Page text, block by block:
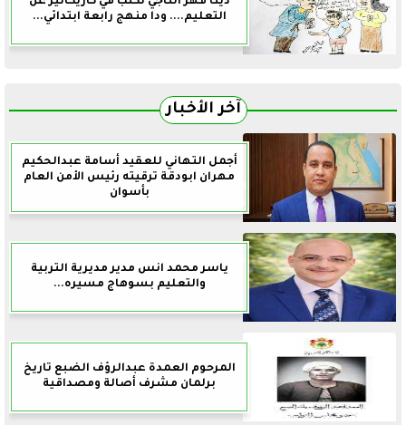
التعليم.... ودا منهج رابعة ابتدائي...
آخر الأخبار
أجمل التهاني للعقيد أسامة عبدالحكيم
مهران ابودقة ترقيته رئيس الأمن العام
بأسوان
ياسر محمد انس مدير مديرية التربية
والتعليم بسوهاج مسيره...
المرحوم العمدة عبدالرؤف الضبع تاريخ
برلمان مشرف أصالة ومصداقية